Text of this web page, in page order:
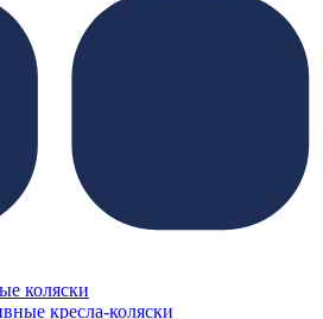
коляски
кресла-коляски